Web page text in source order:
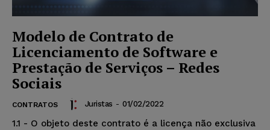
Modelo de Contrato de
Licenciamento de Software e
Prestação de Serviços – Redes
Sociais
CONTRATOS Juristas - 01/02/2022
1.1 - O objeto deste contrato é a licença não exclusiva